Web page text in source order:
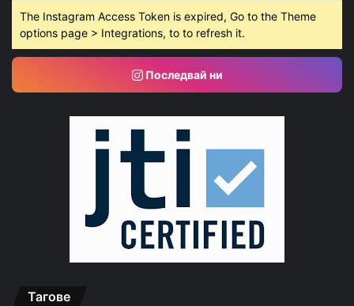
The Instagram Access Token is expired, Go to the Theme
options page > Integrations, to to refresh it.
Последвай ни
Тагове